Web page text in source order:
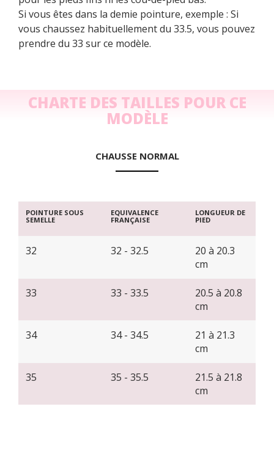
Si vous êtes dans la demie pointure, exemple : Si
vous chaussez habituellement du 33.5, vous pouvez
prendre du 33 sur ce modèle.
CHARTE DES TAILLES POUR CE
MODÈLE
CHAUSSE NORMAL
POINTURE SOUS
SEMELLE
EQUIVALENCE
FRANÇAISE
LONGUEUR DE
PIED
32 32 - 32.5
20 à 20.3
cm
33 33 - 33.5
20.5 à 20.8
cm
34 34 - 34.5
21 à 21.3
cm
35 35 - 35.5
21.5 à 21.8
cm